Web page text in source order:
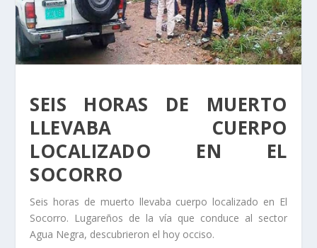
SEIS HORAS DE MUERTO
LLEVABA CUERPO
LOCALIZADO EN EL
SOCORRO
Seis horas de muerto llevaba cuerpo localizado en El
Socorro. Lugareños de la vía que conduce al sector
Agua Negra, descubrieron el hoy occiso.